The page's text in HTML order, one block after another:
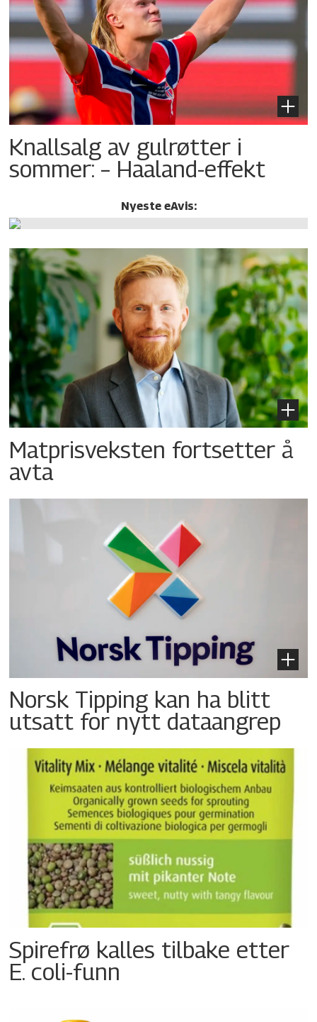
Knallsalg av gulrøtter i
sommer: – Haaland-effekt
Nyeste eAvis:
Matprisveksten fortsetter å
avta
Norsk Tipping kan ha blitt
utsatt for nytt dataangrep
Spirefrø kalles tilbake etter
E. coli-funn